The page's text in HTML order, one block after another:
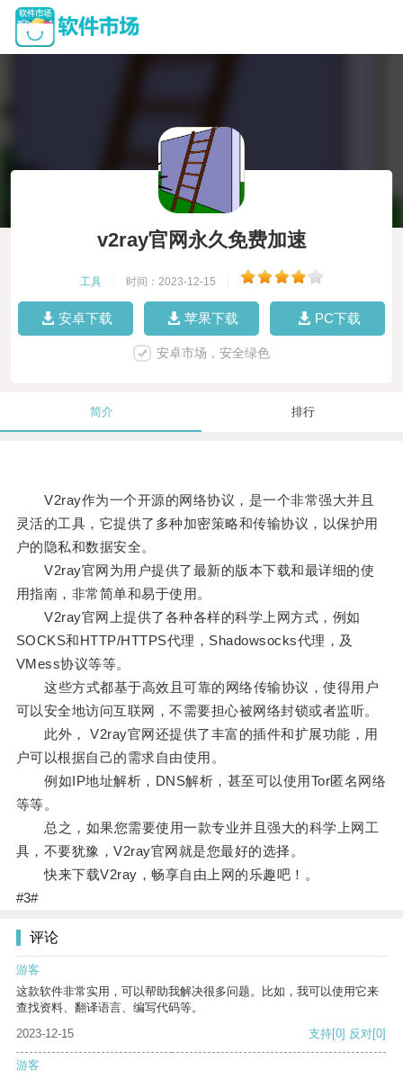
v2ray官网永久免费加速
工具 时间：2023-12-15
安卓下载 苹果下载 PC下载
安卓市场，安全绿色
简介 排行
V2ray作为一个开源的网络协议，是一个非常强大并且
灵活的工具，它提供了多种加密策略和传输协议，以保护用
户的隐私和数据安全。
V2ray官网为用户提供了最新的版本下载和最详细的使
用指南，非常简单和易于使用。
V2ray官网上提供了各种各样的科学上网方式，例如
SOCKS和HTTP/HTTPS代理，Shadowsocks代理，及
VMess协议等等。
这些方式都基于高效且可靠的网络传输协议，使得用户
可以安全地访问互联网，不需要担心被网络封锁或者监听。
此外， V2ray官网还提供了丰富的插件和扩展功能，用
户可以根据自己的需求自由使用。
例如IP地址解析，DNS解析，甚至可以使用Tor匿名网络
等等。
总之，如果您需要使用一款专业并且强大的科学上网工
具，不要犹豫，V2ray官网就是您最好的选择。
快来下载V2ray，畅享自由上网的乐趣吧！。
#3#
评论
游客
这款软件非常实用，可以帮助我解决很多问题。比如，我可以使用它来
查找资料、翻译语言、编写代码等。
2023-12-15
支持[0] 反对[0]
游客